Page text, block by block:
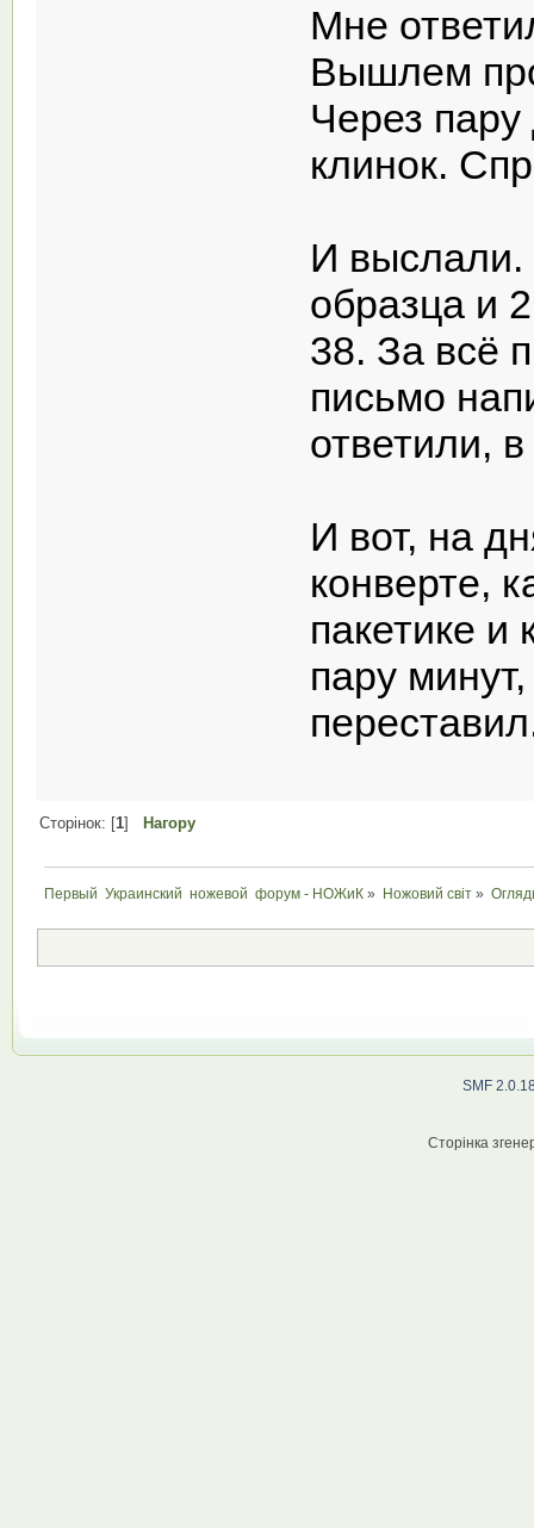
Мне
Вышлем
Через пару
клинок.
И
образца и
38. За всё
письмо
ответили,
И вот, на
конверте,
пакетике и
пару
Сторінок: [1] Нагору
Первый  Украинский  ножевой  форум - НОЖиК » Ножовий світ »
SMF
Сторінка